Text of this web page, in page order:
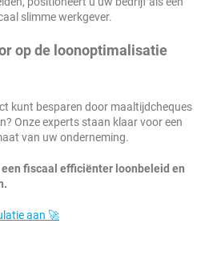
slimme werkgever.
op de loonoptimalisatie
kunt besparen door maaltijdcheques
Onze experts staan klaar voor een
van uw onderneming.
fiscaal efficiënter loonbeleid en
aan 🚀